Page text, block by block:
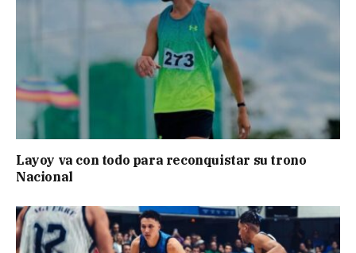
Layoy va con todo para reconquistar su trono
Nacional